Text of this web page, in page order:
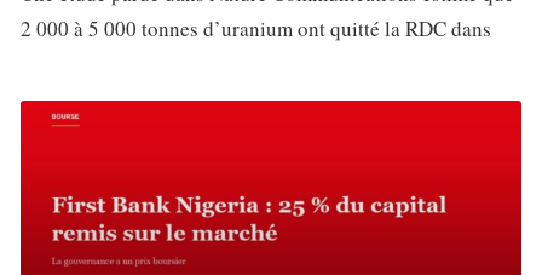
2 000 à 5 000 tonnes d’uranium ont quitté la RDC dans